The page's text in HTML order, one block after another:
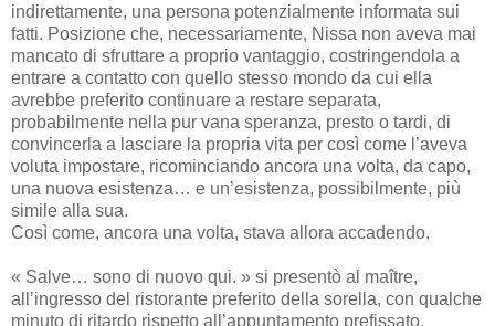
indirettamente, una persona potenzialmente informata sui
fatti. Posizione che, necessariamente, Nissa non aveva mai
mancato di sfruttare a proprio vantaggio, costringendola a
entrare a contatto con quello stesso mondo da cui ella
avrebbe preferito continuare a restare separata,
probabilmente nella pur vana speranza, presto o tardi, di
convincerla a lasciare la propria vita per così come l’aveva
voluta impostare, ricominciando ancora una volta, da capo,
una nuova esistenza… e un’esistenza, possibilmente, più
simile alla sua.
Così come, ancora una volta, stava allora accadendo.
« Salve… sono di nuovo qui. » si presentò al maître,
all’ingresso del ristorante preferito della sorella, con qualche
minuto di ritardo rispetto all’appuntamento prefissato,